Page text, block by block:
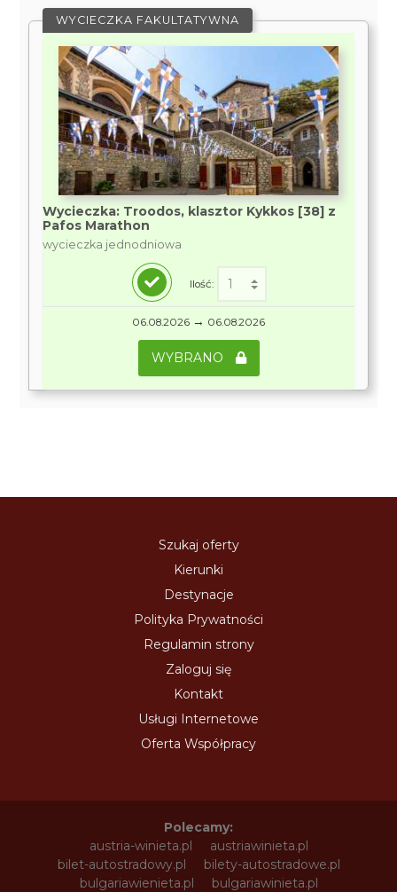
WYCIECZKA FAKULTATYWNA
Wycieczka: Troodos, klasztor Kykkos [38] z
Pafos Marathon
wycieczka jednodniowa
Ilość:
06.08.2026 → 06.08.2026
WYBRANO
Szukaj oferty
Kierunki
Destynacje
Polityka Prywatności
Regulamin strony
Zaloguj się
Kontakt
Usługi Internetowe
Oferta Współpracy
Polecamy:
austria-winieta.pl
austriawinieta.pl
bilet-autostradowy.pl
bilety-autostradowe.pl
bulgariawienieta.pl
bulgariawinieta.pl